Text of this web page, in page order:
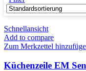
Schnellansicht
Add to compare
Zum Merkzettel
Küchenzeile EM